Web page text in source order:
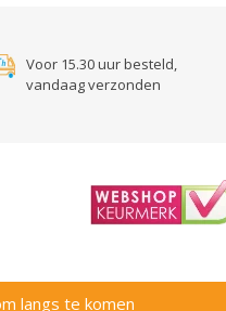
Voor 15.30 uur besteld,
vandaag verzonden
langs te komen